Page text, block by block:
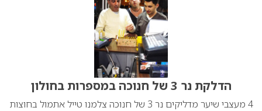
הדלקת נר 3 של חנוכה במספרות בחולון
4 מעצבי שיער מדליקים נר 3 של חנוכה צלמנו טייל אתמול בחוצות